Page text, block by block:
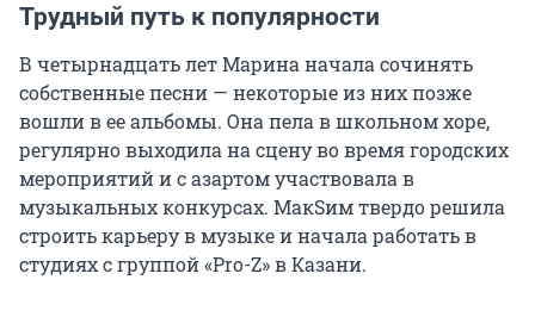
Трудный путь к популярности
В четырнадцать лет Марина начала сочинять
собственные песни — некоторые из них позже
вошли в ее альбомы. Она пела в школьном хоре,
регулярно выходила на сцену во время городских
мероприятий и с азартом участвовала в
музыкальных конкурсах. МакSим твердо решила
строить карьеру в музыке и начала работать в
студиях с группой «Pro-Z» в Казани.